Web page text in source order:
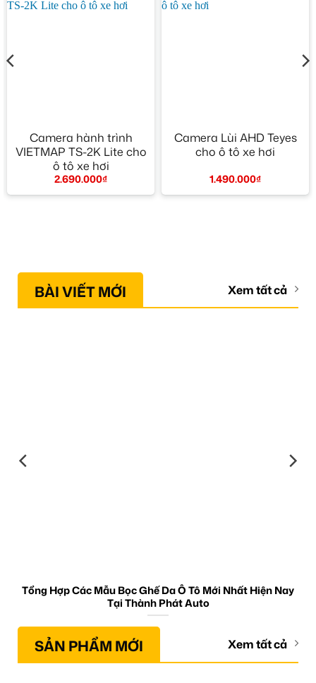
Camera hành trình
VIETMAP TS-2K Lite cho
ô tô xe hơi
2.690.000₫
Camera Lùi AHD Teyes
cho ô tô xe hơi
1.490.000₫
BÀI VIẾT MỚI Xem tất cả
Tổng Hợp Các Mẫu Bọc Ghế Da Ô Tô Mới Nhất Hiện Nay
Tại Thành Phát Auto
SẢN PHẨM MỚI Xem tất cả